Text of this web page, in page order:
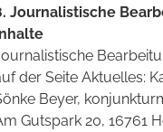
Journalistische
der Seite Aktuelles:
Beyer,
Gutspark 20, 16761